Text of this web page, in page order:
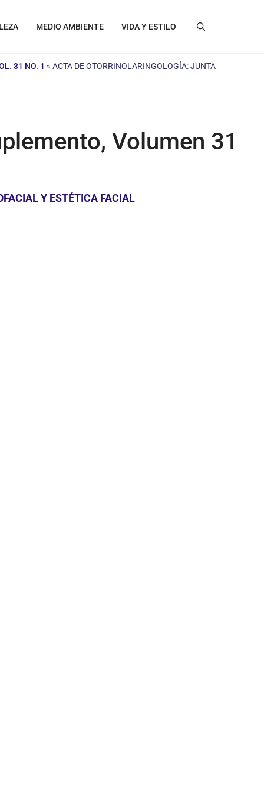
MEDIO AMBIENTE VIDA Y ESTILO
31 NO. 1 » ACTA DE OTORRINOLARINGOLOGÍA: JUNTA
Volumen 31
Y ESTÉTICA FACIAL